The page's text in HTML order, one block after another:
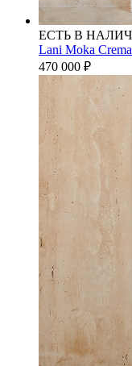
ЕСТЬ В
Lani Moka
470 000 ₽